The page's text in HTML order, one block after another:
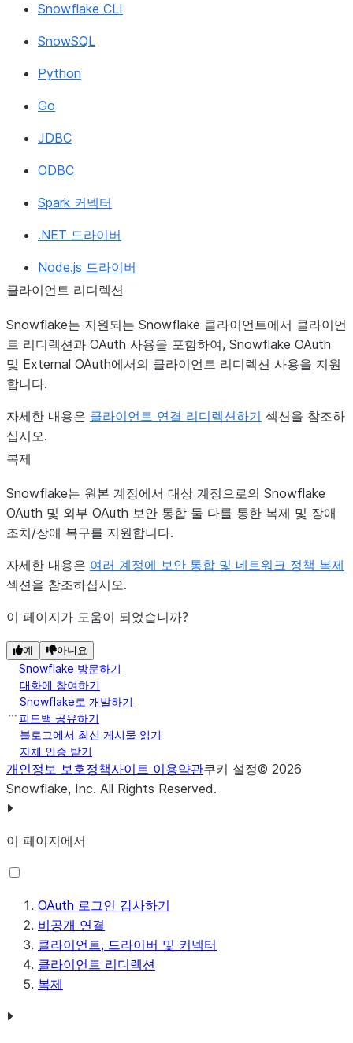
Snowflake CLI
SnowSQL
Python
Go
JDBC
ODBC
Spark 커넥터
.NET 드라이버
Node.js 드라이버
클라이언트 리디렉션
Snowflake는 지원되는 Snowflake 클라이언트에서 클라이언
트 리디렉션과 OAuth 사용을 포함하여, Snowflake OAuth
및 External OAuth에서의 클라이언트 리디렉션 사용을 지원
합니다.
자세한 내용은 클라이언트 연결 리디렉션하기 섹션을 참조하
십시오.
복제
Snowflake는 원본 계정에서 대상 계정으로의 Snowflake
OAuth 및 외부 OAuth 보안 통합 둘 다를 통한 복제 및 장애
조치/장애 복구를 지원합니다.
자세한 내용은 여러 계정에 보안 통합 및 네트워크 정책 복제
섹션을 참조하십시오.
이 페이지가 도움이 되었습니까?
예 아니요
Snowflake 방문하기
대화에 참여하기
Snowflake로 개발하기
피드백 공유하기
블로그에서 최신 게시물 읽기
자체 인증 받기
개인정보 보호정책사이트 이용약관쿠키 설정© 2026
Snowflake, Inc. All Rights Reserved.
이 페이지에서
OAuth 로그인 감사하기
비공개 연결
클라이언트, 드라이버 및 커넥터
클라이언트 리디렉션
복제